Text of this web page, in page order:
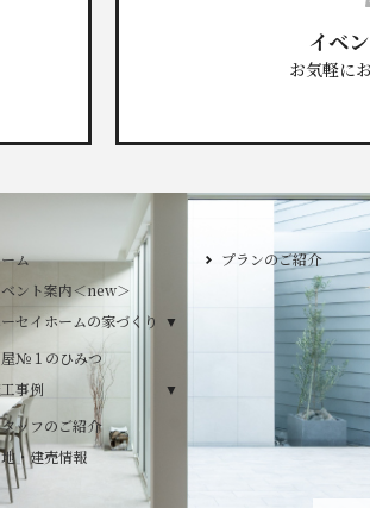
イベ
お気軽に
ム
ント案内＜new＞
セイホームの家づくり
ユーセイホームの家づくり
構造
№１のひみつ
事例
デザイン
平屋
2階建て
ッフのご紹介
・建売情報
プランのご紹介
GLAMP／グランプ
DESIGN CASA／
DESIGN